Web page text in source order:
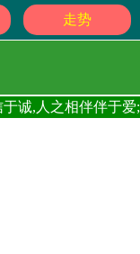
走势
诚,人之相伴伴于爱;